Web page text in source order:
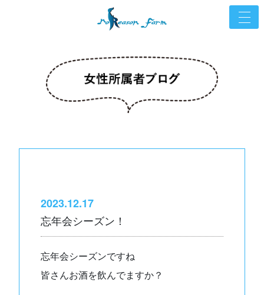
2023.12.17
忘年会シーズン！
忘年会シーズンですね
皆さんお酒を飲んでますか？